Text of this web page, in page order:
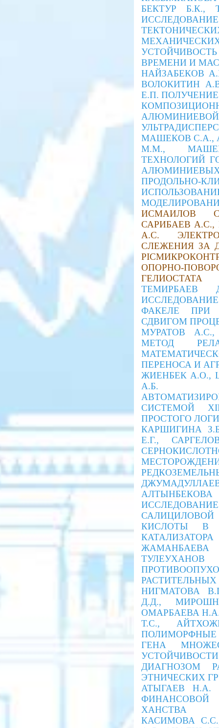
БЕКТУР Б.К.,
ВРЕМЕНИ И
НАЙЗАБЕКОВ
ВОЛОКИТИН
Е.П. ПОЛУЧЕНИЕ
МАШЕКОВ С.А.,
М.М.,
ТЕХНОЛОГИЙ
ИСМАИЛОВ
САРИБАЕВ
А.С.
СЛЕЖЕНИЯ ЗА
ОПОРНО-
ГЕЛИОСТАТА
ТЕМИРБАЕВ
ФАКЕЛЕ ПРИ
СДВИГОМ
МУРАТОВ
МЕТОД
ПЕРЕНОСА И
ЖИЕНБЕК А.О.,
А.Б.
СИСТЕМОЙ
ПРОСТОГО
КАРШИГИНА
Е.Г.,
САЛИЦИЛОВОЙ
КИСЛОТЫ В
КАТАЛИЗАТОРА
ЖАМАНБАЕВА
НИГМАТОВА
Д.Д.,
ОМАРБАЕВА
Т.С.,
ПОЛИМОРФНЫЕ
ГЕНА
ДИАГНОЗОМ
ЭТНИЧЕСКИХ
АТЫГАЕВ Н.А.
ХАНСТВА
КАСИМОВА